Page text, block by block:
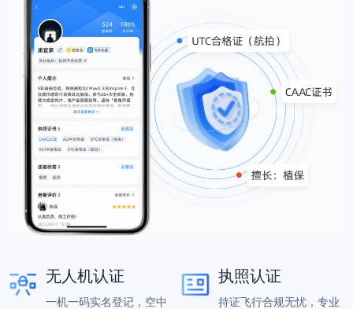
无人机认证
一机一码实名登记，空中
执照认证
持证飞行合规无忧，专业